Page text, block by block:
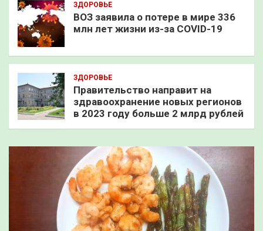
ЗДОРОВЬЕ
ВОЗ заявила о потере в мире 336
млн лет жизни из-за COVID-19
ЗДОРОВЬЕ
Правительство направит на
здравоохранение новых регионов
в 2023 году больше 2 млрд рублей